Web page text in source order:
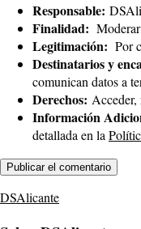
Responsable:
Finalidad:
Legitimación: Por
Destinatarios y
comunican datos a
Derechos: Acceder,
Información
detallada en la
DSAlicante